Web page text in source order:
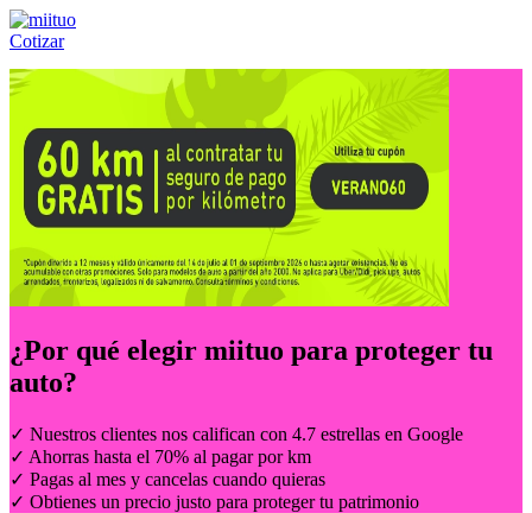
Cotizar
Llámanos al:(55) 84-21-05-00 ó
¿Por qué elegir miituo para proteger tu
auto?
✓ Nuestros clientes nos califican con 4.7 estrellas en Google
✓ Ahorras hasta el 70% al pagar por km
✓ Pagas al mes y cancelas cuando quieras
✓ Obtienes un precio justo para proteger tu patrimonio